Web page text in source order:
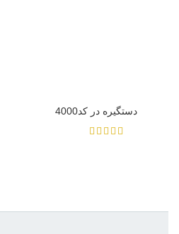
دستگیره در کد4000